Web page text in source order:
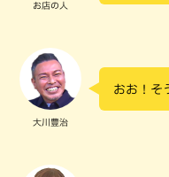
お店の人
大川豊治
おお！そ